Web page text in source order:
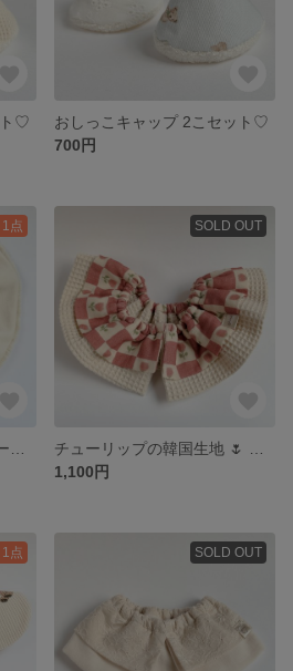
ト♡
おしっこキャップ 2こセット♡
700円
点 SOLD OUT
1,100円
点 SOLD OUT